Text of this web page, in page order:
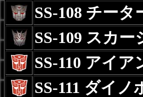
SS-108 チータ
SS-109 スカー
SS-110 アイア
SS-111 ダイ